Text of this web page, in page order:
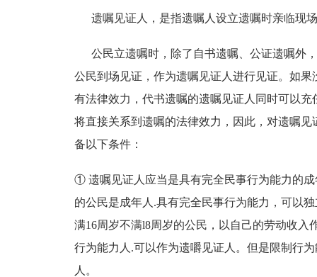
遗嘱见证人，是指遗嘱人设立遗嘱时亲临现
公民立遗嘱时，除了自书遗嘱、公证遗嘱外
公民到场见证，作为遗嘱见证人进行见证。如
有法律效力，代书遗嘱的遗嘱见证人同时可以
将直接关系到遗嘱的法律效力，因此，对遗嘱
备以下条件：
① 遗嘱见证人应当是具有完全民事行为能力的
的公民是成年人.具有完全民事行为能力，可以
满16周岁不满l8周岁的公民，以自己的劳动收
行为能力人.可以作为遗嚼见证人。但是限制行
人。